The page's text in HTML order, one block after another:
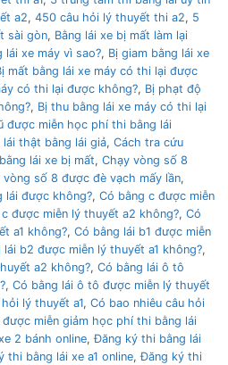
a2, 450 câu hỏi lý thuyết thi a2, 5
sài gòn, Bằng lái xe bị mất làm lại
lái xe máy vì sao?, Bị giam bằng lái xe
mất bằng lái xe máy có thi lại được
có thi lại được không?, Bị phạt độ
, Bị thu bằng lái xe máy có thi lại
được miễn học phí thi bằng lái
thật bằng lái giả, Cách tra cứu
lái xe bị mất, Chạy vòng số 8
vòng số 8 được đè vạch mấy lần,
lái được không?, Có bằng c được miễn
được miễn lý thuyết a2 không?, Có
a1 không?, Có bằng lái b1 được miễn
lái b2 được miễn lý thuyết a1 không?,
a2 không?, Có bằng lái ô tô
, Có bằng lái ô tô được miễn lý thuyết
lý thuyết a1, Có bao nhiêu câu hỏi
miễn giảm học phí thi bằng lái
2 bánh online,Đăng ký thi bằng lái
thi bằng lái xe a1 online,Đăng ký thi